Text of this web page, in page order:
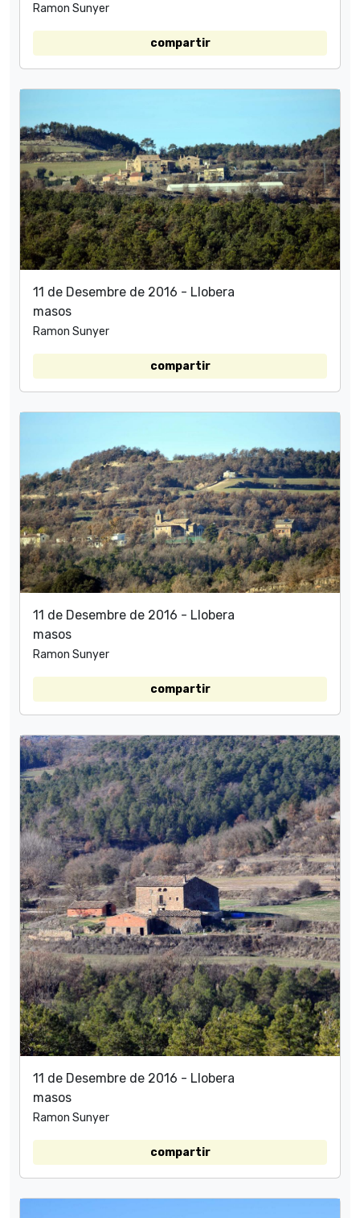
Ramon Sunyer
compartir
11 de Desembre de 2016 - Llobera
masos
Ramon Sunyer
compartir
11 de Desembre de 2016 - Llobera
masos
Ramon Sunyer
compartir
11 de Desembre de 2016 - Llobera
masos
Ramon Sunyer
compartir